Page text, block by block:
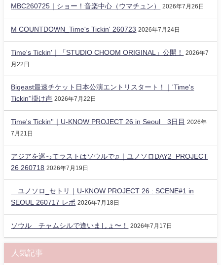
MBC260725｜ショー！音楽中心（ウマチュン） 2026年7月26日
M COUNTDOWN_Time's Tickin' 260723 2026年7月24日
Time's Tickin'｜「STUDIO CHOOM ORIGINAL」公開！
2026年7
月22日
Bigeast最速チケット日本公演エントリスタート！｜'Time's
Tickin''掛け声 2026年7月22日
Time's Tickin''｜U-KNOW PROJECT 26 in Seoul 3日目
2026年
7月21日
アジアを巡ってラストはソウルで♫｜ユノソロDAY2_PROJECT
26 260718 2026年7月19日
ユノソロ_セトリ｜U-KNOW PROJECT 26 : SCENE#1 in
SEOUL 260717 レポ 2026年7月18日
ソウル チャムシルで逢いましょ〜！ 2026年7月17日
人気記事